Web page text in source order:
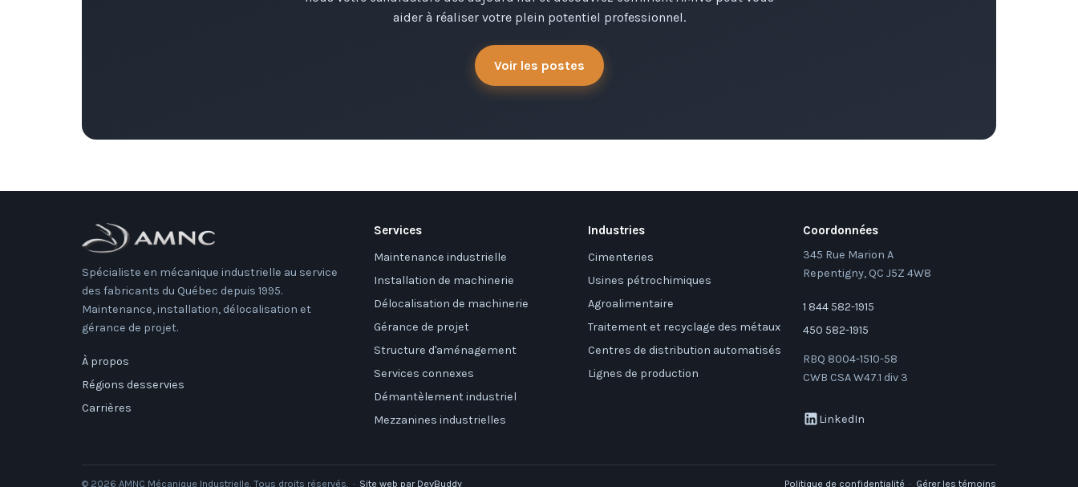
aider à réaliser votre plein potentiel professionnel.
Voir les postes
Spécialiste en mécanique industrielle au service
des fabricants du Québec depuis 1995.
Maintenance, installation, délocalisation et
gérance de projet.
À propos
Régions desservies
Carrières
Services
Maintenance industrielle
Installation de machinerie
Délocalisation de machinerie
Gérance de projet
Structure d'aménagement
Services connexes
Démantèlement industriel
Mezzanines industrielles
Industries
Cimenteries
Usines pétrochimiques
Agroalimentaire
Traitement et recyclage des métaux
Centres de distribution automatisés
Lignes de production
Coordonnées
345 Rue Marion A
Repentigny, QC J5Z 4W8
1 844 582-1915
450 582-1915
RBQ 8004-1510-58
CWB CSA W47.1 div 3
LinkedIn
© 2026 AMNC Mécanique Industrielle. Tous droits réservés. · Site web par DevBuddy Politique de confidentialité · Gérer les témoins